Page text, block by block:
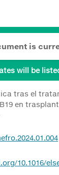
is
will be
tras el
en
10.1016/